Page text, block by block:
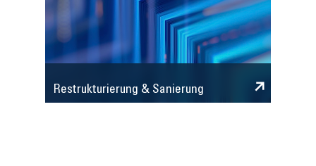
Restrukturierung & Sanierung